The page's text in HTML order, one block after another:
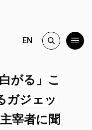
EN
がる」こ
ガジェッ
宰者に聞